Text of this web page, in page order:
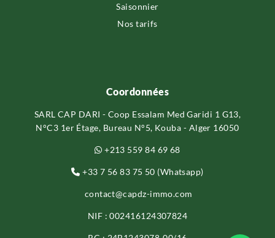
Saisonnier
Nos tarifs
Coordonnées
SARL CAP DARI - Coop Essalam Med Garidi 1 G13,
N°C3 1er Étage, Bureau N°5, Kouba - Alger 16050
+213 559 84 69 68
+33 7 56 83 75 50 (Whatsapp)
contact@capdz-immo.com
NIF : 002416124307824